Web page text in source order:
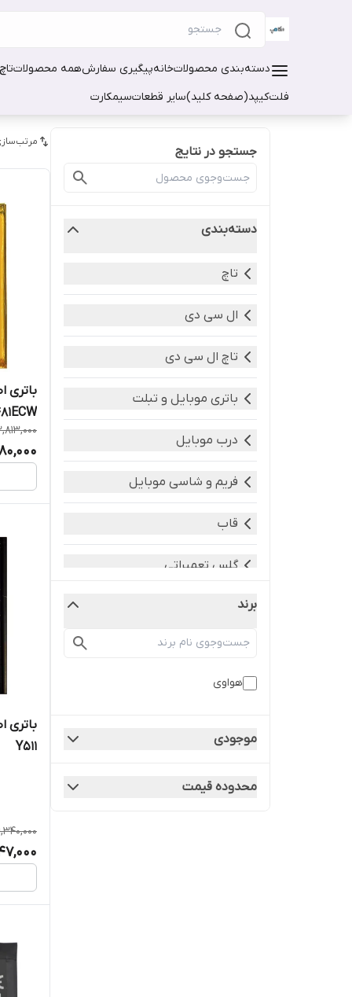
دسته‌بندی محصولاتخانهپیگیری سفارشهمه محصولاتتاچ
فلتکیپد(صفحه کلید)سایر قطعاتسیمکارت
جستجو در نتایج
دسته‌بندی
تاچ
ال سی دی
تاچ ال سی دی
باتری موبایل و تبلت
درب موبایل
فریم و شاسی موبایل
قاب
گلس تعمیراتی
برند
هواوی
موجودی
محدوده قیمت
Y511